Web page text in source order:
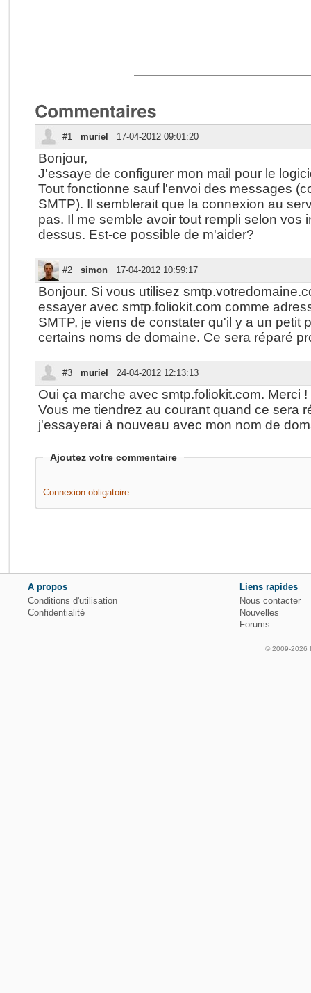
#1 muriel 17-04-2012 09:01:20
Bonjour,
J'essaye de configurer mon mail pour le
Tout fonctionne sauf l'envoi des messages
SMTP). Il semblerait que la connexion au
pas. Il me semble avoir tout rempli selon vos
dessus. Est-ce possible de m'aider?
#2 simon 17-04-2012 10:59:17
Bonjour. Si vous utilisez
essayer avec smtp.foliokit.com comme
SMTP, je viens de constater qu'il y a un petit
certains noms de domaine. Ce sera réparé
#3 muriel 24-04-2012 12:13:13
Oui ça marche avec smtp.foliokit.com. Merci !
Vous me tiendrez au courant quand ce sera
j'essayerai à nouveau avec mon nom de
Ajoutez votre commentaire
Connexion obligatoire
A propos
Conditions d'utilisation
Confidentialité
Liens rapides
Nous contacter
Nouvelles
Forums
© 2009-2026